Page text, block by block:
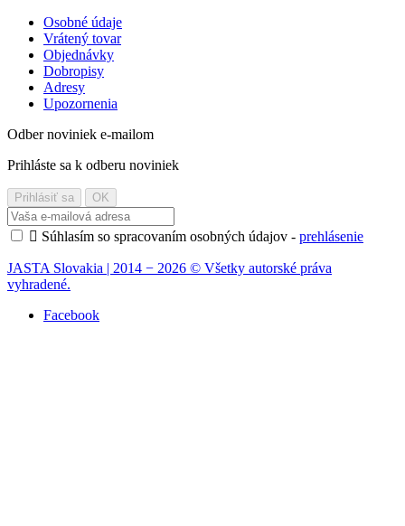
Osobné údaje
Vrátený tovar
Objednávky
Dobropisy
Adresy
Upozornenia
Odber noviniek e-mailom
Prihláste sa k odberu noviniek
 Súhlasím so spracovaním osobných údajov - prehlásenie
JASTA Slovakia | 2014 − 2026 © Všetky autorské práva
vyhradené.
Facebook